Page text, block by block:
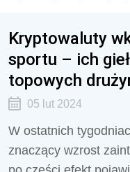
Kryptowaluty
sportu – ich
topowych
05 lut 2024
W ostatnich
znaczący wzrost